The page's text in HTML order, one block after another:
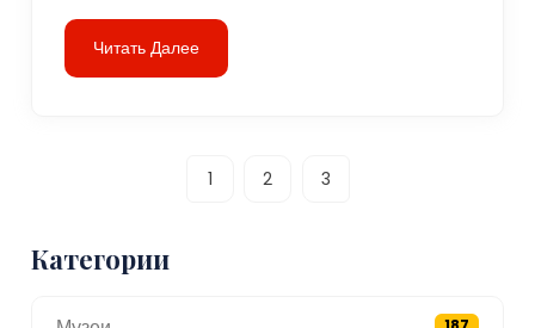
Читать Далее
1 2 3
Категории